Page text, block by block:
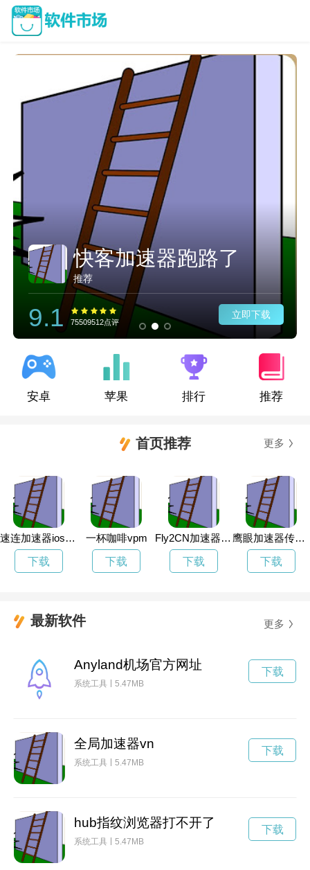
快客加速器跑路了
推荐
9.1 75509512点评
立即下载
安卓 苹果 排行 推荐
首页推荐 更多
速连加速器ios下载
下载
一杯咖啡vpm
下载
Fly2CN加速器7天试用
下载
鹰眼加速器传送门
下载
最新软件 更多
Anyland机场官方网址
系统工具 5.47MB
下载
全局加速器vn
系统工具 5.47MB
下载
hub指纹浏览器打不开了
系统工具 5.47MB
下载